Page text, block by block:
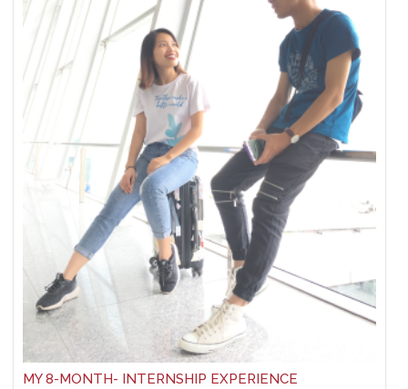
MY 8-MONTH- INTERNSHIP EXPERIENCE